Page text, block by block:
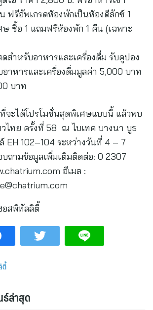
ฟรีอัพเกรดห้องพักเป็นห้องดีลักซ์ 1
ซื้อ 1 แถมฟรีห้องพัก 1 คืน (เฉพาะ
ดสำหรับอาหารและเครื่องดื่ม รับคูปอง
อาหารและเครื่องดื่มมูลค่า 5,000 บาท
บาท
จะได้โปรโมชั่นสุดพิเศษแบบนี้ แล้วพบ
ไทย ครั้งที่ 58 ณ ไบเทค บางนา บูธ
EH 102–104 ระหว่างวันที่ 4 – 7
ถามข้อมูลเพิ่มเติมติดต่อ: 0 2307
อีเมล :
อสพิทัลลิตี้
ตี้
ล่าสุด